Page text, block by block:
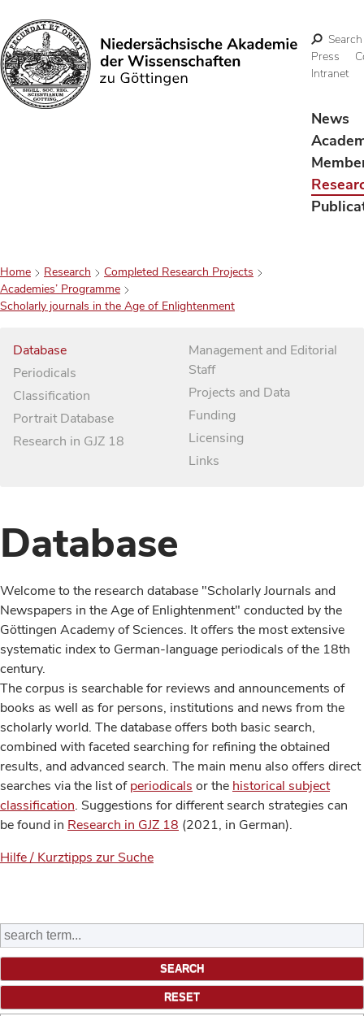
Search
Search
Press
Intranet
News
Home Research
Completed Research Projects
Academies’ Programme
Scholarly journals in the Age of Enlightenment
Database
Periodicals
Classification
Portrait Database
Research in GJZ 18
Management and Editorial
Staff
Projects and Data
Funding
Licensing
Links
Database
Welcome to the research database "Scholarly Journals and
Newspapers in the Age of Enlightenment" conducted by the
Göttingen Academy of Sciences. It offers the most extensive
systematic index to German-language periodicals of the 18th
century.
The corpus is searchable for reviews and announcements of
books as well as for persons, institutions and news from the
scholarly world. The database offers both basic search,
combined with faceted searching for refining the obtained
results, and advanced search. The main menu also offers direct
searches via the list ofperiodicals or the historical subject
classification. Suggestions for different search strategies can
be found in Research in GJZ 18 (2021, in German).
Hilfe / Kurztipps zur Suche